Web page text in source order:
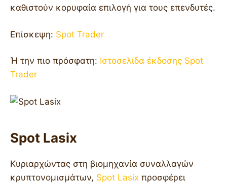
καθιστούν κορυφαία επιλογή για τους επενδυτές.
Επίσκεψη: Spot Trader
Ή την πιο πρόσφατη: Ιστοσελίδα έκδοσης Spot
Trader
Spot Lasix
Κυριαρχώντας στη βιομηχανία συναλλαγών
κρυπτονομισμάτων, Spot Lasix προσφέρει